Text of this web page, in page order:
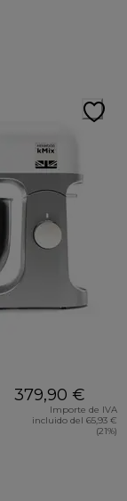
379,90 €
Importe de IVA
incluido del 65,93 €
(21%)